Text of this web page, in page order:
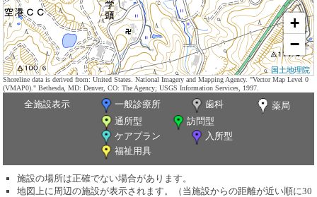
+
−
国土地理院
Shoreline data is derived from: United States. National Imagery and Mapping Agency. "Vector Map Level 0
(VMAP0)." Bethesda, MD: Denver, CO: The Agency; USGS Information Services, 1997.
全施設表示 一般診療所 歯科
薬局
通所型
訪問型
ケアプラン
入所型
福祉用具
施設の場所は正確でない場合があります。
地図上に周辺の施設が表示されます。（当施設からの距離が近い順に30